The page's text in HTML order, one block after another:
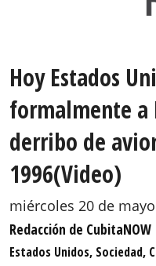
Hoy Estados
formalmente a
derribo de
1996(Video)
miércoles 20 de
Redacción de CubitaNOW
Estados Unidos, Sociedad,